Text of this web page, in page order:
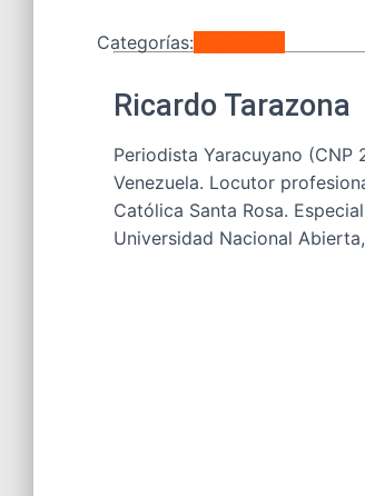
Categorías:
Ricardo Tarazona
Periodista Yaracuyano
Venezuela. Locutor
Católica Santa Rosa.
Universidad Nacional